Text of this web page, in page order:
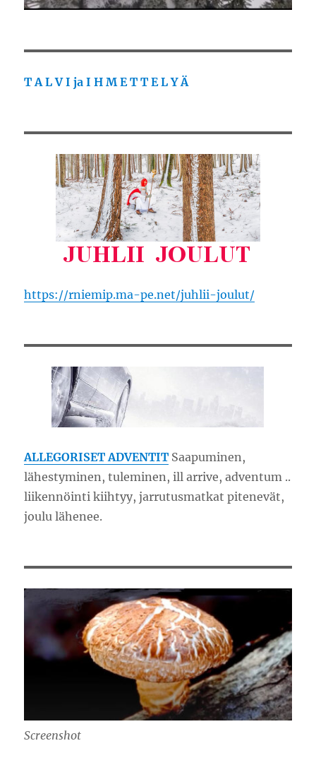
T A L V I ja I H M E T T E L Y Ä
https://rniemip.ma-pe.net/juhlii-joulut/
ALLEGORISET ADVENTIT Saapuminen,
lähestyminen, tuleminen, ill arrive, adventum ..
liikennöinti kiihtyy, jarrutusmatkat pitenevät,
joulu lähenee.
Screenshot